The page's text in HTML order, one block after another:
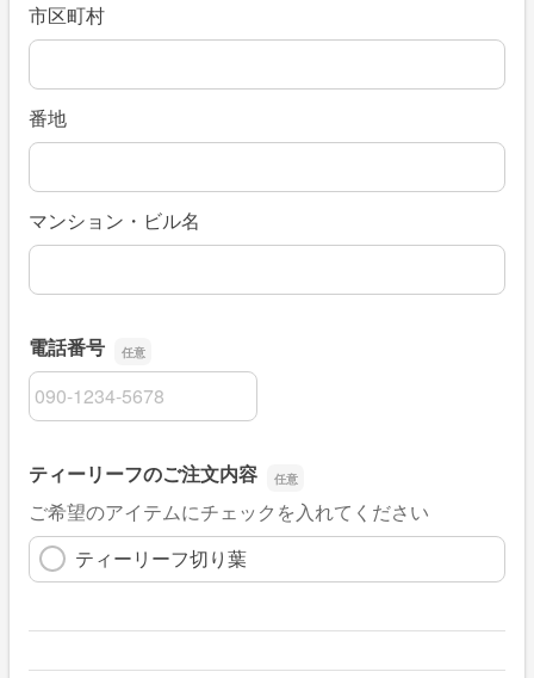
市区町村
番地
マンション・ビル名
電話番号
電話番号
ティーリーフのご注文内容
ご希望のアイテムにチェックを入れてください
ティーリーフ切り葉